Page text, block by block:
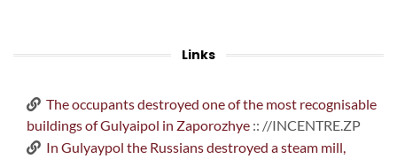
Links
The occupants destroyed one of the most recognisable
buildings of Gulyaipol in Zaporozhye :: //INCENTRE.ZP
In Gulyaypol the Russians destroyed a steam mill,